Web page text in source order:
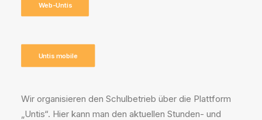
Web-Untis
Untis mobile
Wir organisieren den Schulbetrieb über die Plattform
„Untis“. Hier kann man den aktuellen Stunden- und